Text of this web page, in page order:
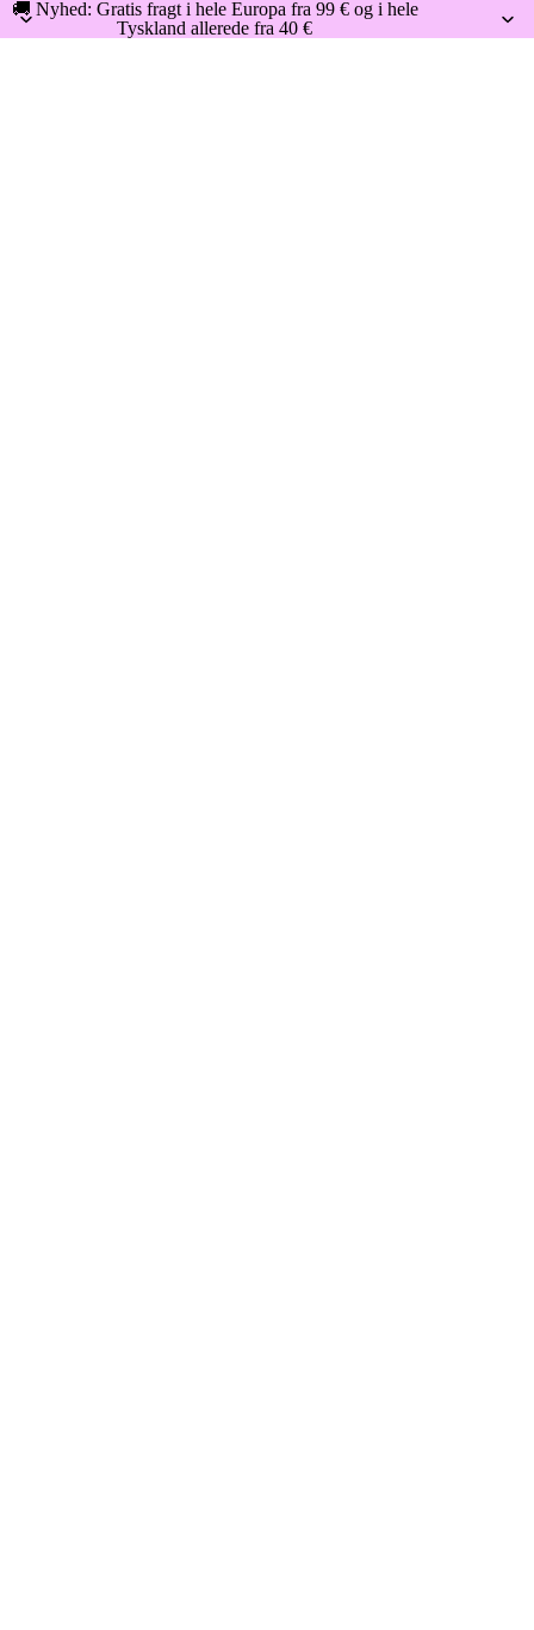
🚚 Nyhed: Gratis fragt i hele Europa fra 99 € og i hele
Tyskland allerede fra 40 €